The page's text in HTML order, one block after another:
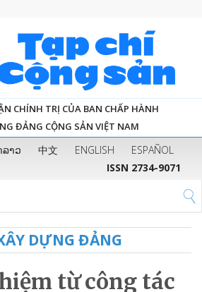
CHÍNH TRỊ CỦA BAN CHẤP HÀNH
ĐẢNG CỘNG SẢN VIỆT NAM
າວ 中文 ENGLISH
ESPAÑOL
ISSN 2734-9071
DỰNG ĐẢNG
từ công tác